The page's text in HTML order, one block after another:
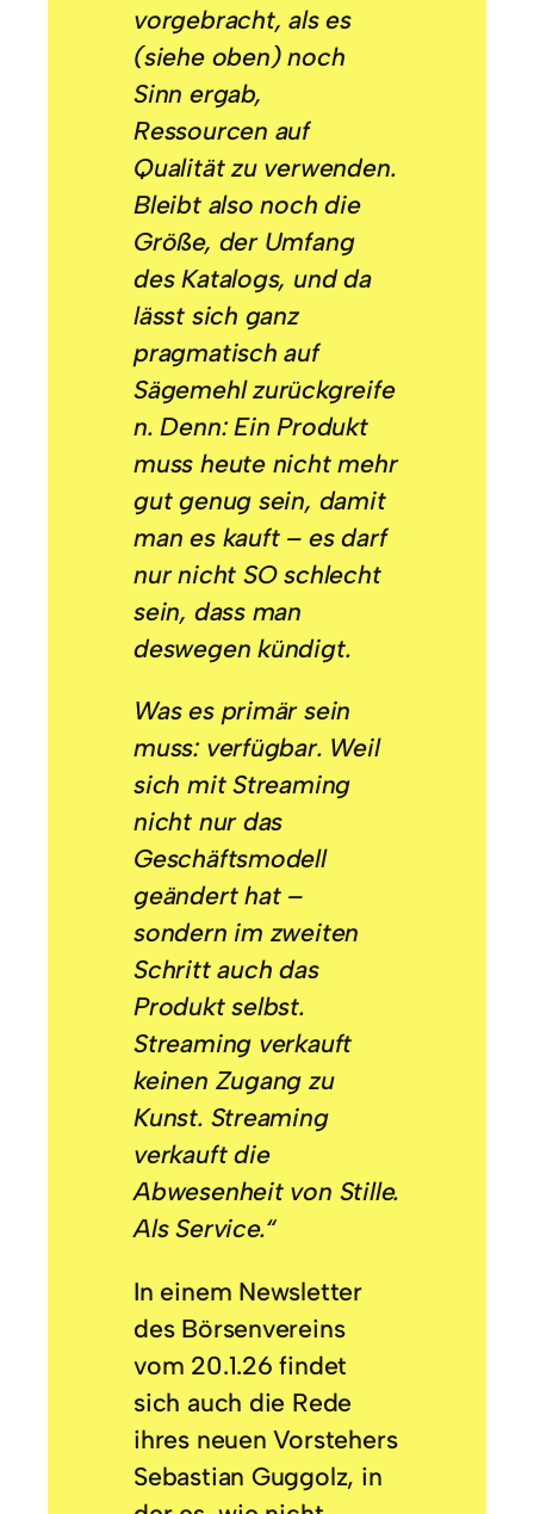
vorgebracht, als es
(siehe oben) noch
Sinn ergab,
Ressourcen auf
Qualität zu verwenden.
Bleibt also noch die
Größe, der Umfang
des Katalogs, und da
lässt sich ganz
pragmatisch auf
Sägemehl zurückgreife
n. Denn: Ein Produkt
muss heute nicht mehr
gut genug sein, damit
man es kauft – es darf
nur nicht SO schlecht
sein, dass man
deswegen kündigt.
Was es primär sein
muss: verfügbar. Weil
sich mit Streaming
nicht nur das
Geschäftsmodell
geändert hat –
sondern im zweiten
Schritt auch das
Produkt selbst.
Streaming verkauft
keinen Zugang zu
Kunst. Streaming
verkauft die
Abwesenheit von Stille.
Als Service.“
In einem Newsletter
des Börsenvereins
vom 20.1.26 findet
sich auch die Rede
ihres neuen Vorstehers
Sebastian Guggolz, in